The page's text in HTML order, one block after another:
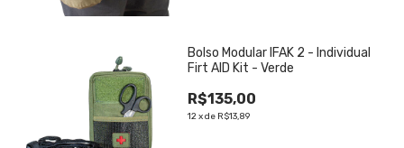
Bolso Modular IFAK 2 - Individual
Firt AID Kit - Verde
R$135,00
12xde R$13,89